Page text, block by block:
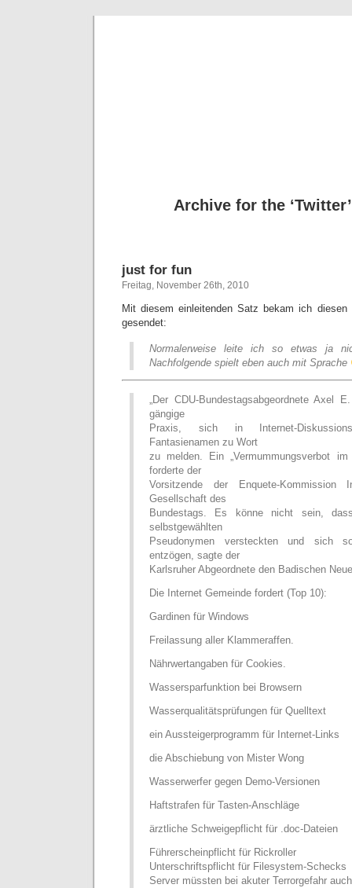
Archive for the
just for fun
Freitag, November 26th, 2010
Mit diesem einleitenden Satz bekam ich
gesendet:
Normalerweise leite ich so etwas ja
Nachfolgende spielt eben auch mit Sprache
„Der CDU-Bundestagsabgeordnete Axel
gängige
Praxis, sich in Internet-
Fantasienamen zu Wort
zu melden. Ein „Vermummungsverbot
forderte der
Vorsitzende der Enquete-Kommission
Gesellschaft des
Bundestags. Es könne nicht sein,
selbstgewählten
Pseudonymen versteckten und sich
entzögen, sagte der
Karlsruher Abgeordnete den Badischen
Die Internet Gemeinde fordert (Top 10):
Gardinen für Windows
Freilassung aller Klammeraffen.
Nährwertangaben für Cookies.
Wassersparfunktion bei Browsern
Wasserqualitätsprüfungen für Quelltext
ein Aussteigerprogramm für Internet-Links
die Abschiebung von Mister Wong
Wasserwerfer gegen Demo-Versionen
Haftstrafen für Tasten-Anschläge
ärztliche Schweigepflicht für .doc-Dateien
Führerscheinpflicht für Rickroller
Unterschriftspflicht für Filesystem-Schecks
Server müssten bei akuter Terrorgefahr